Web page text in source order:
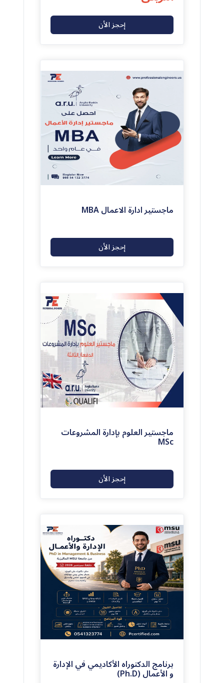
إحجز الأن
ماجستير ادارة الاعمال MBA
إحجز الأن
ماجستير العلوم بإدارة المشروعات
MSc
إحجز الأن
برنامج الدكتوراه الأكاديمي في الإدارة
و الأعمال (Ph.D)